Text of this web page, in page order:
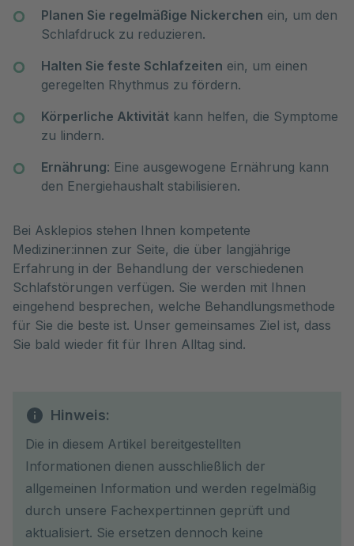
Planen Sie regelmäßige Nickerchen ein, um den
Schlafdruck zu reduzieren.
Halten Sie feste Schlafzeiten ein, um einen
geregelten Rhythmus zu fördern.
Körperliche Aktivität kann helfen, die Symptome
zu lindern.
Ernährung: Eine ausgewogene Ernährung kann
den Energiehaushalt stabilisieren.
Bei Asklepios stehen Ihnen kompetente
Mediziner:innen zur Seite, die über langjährige
Erfahrung in der Behandlung der verschiedenen
Schlafstörungen verfügen. Sie werden mit Ihnen
eingehend besprechen, welche Behandlungsmethode
für Sie die beste ist. Unser gemeinsames Ziel ist, dass
Sie bald wieder fit für Ihren Alltag sind.
Hinweis:
Die in diesem Artikel bereitgestellten
Informationen dienen ausschließlich der
allgemeinen Information und werden regelmäßig
durch unsere Fachexpert:innen geprüft und
aktualisiert. Sie ersetzen dennoch keine